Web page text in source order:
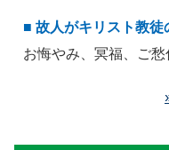
■ 故人がキリスト教
お悔やみ、冥福、ご